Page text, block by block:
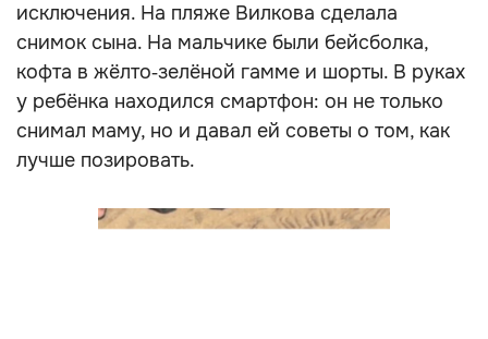
исключения. На пляже Вилкова сделала
снимок сына. На мальчике были бейсболка,
кофта в жёлто‑зелёной гамме и шорты. В руках
у ребёнка находился смартфон: он не только
снимал маму, но и давал ей советы о том, как
лучше позировать.